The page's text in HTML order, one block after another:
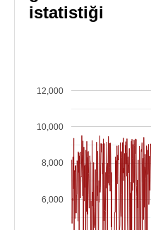
istatistiği
6,000
8,000
10,000
12,000